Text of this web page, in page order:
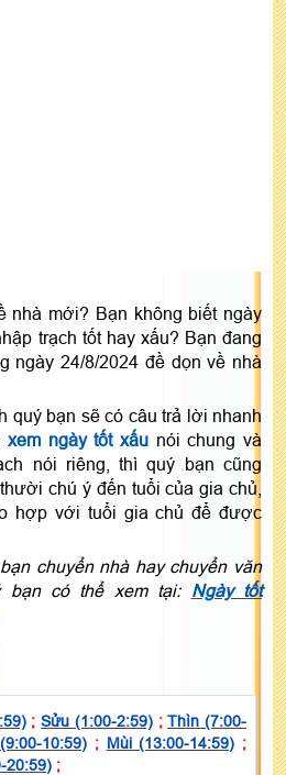
nhà mới? Bạn không biết ngày
trạch tốt hay xấu? Bạn đang
ngày 24/8/2024 đề dọn về nhà
quý bạn sẽ có câu trả lời nhanh
xem ngày tốt xấu nói chung và
nói riêng, thì quý bạn cũng
chú ý đến tuổi của gia chủ,
hợp với tuổi gia chủ để được
chuyển nhà hay chuyển văn
bạn có thể xem tại: Ngày tốt
;Sửu (1:00-2:59);Thìn (7:00-
10:59) ; Mùi (13:00-14:59) ;
20:59) ;